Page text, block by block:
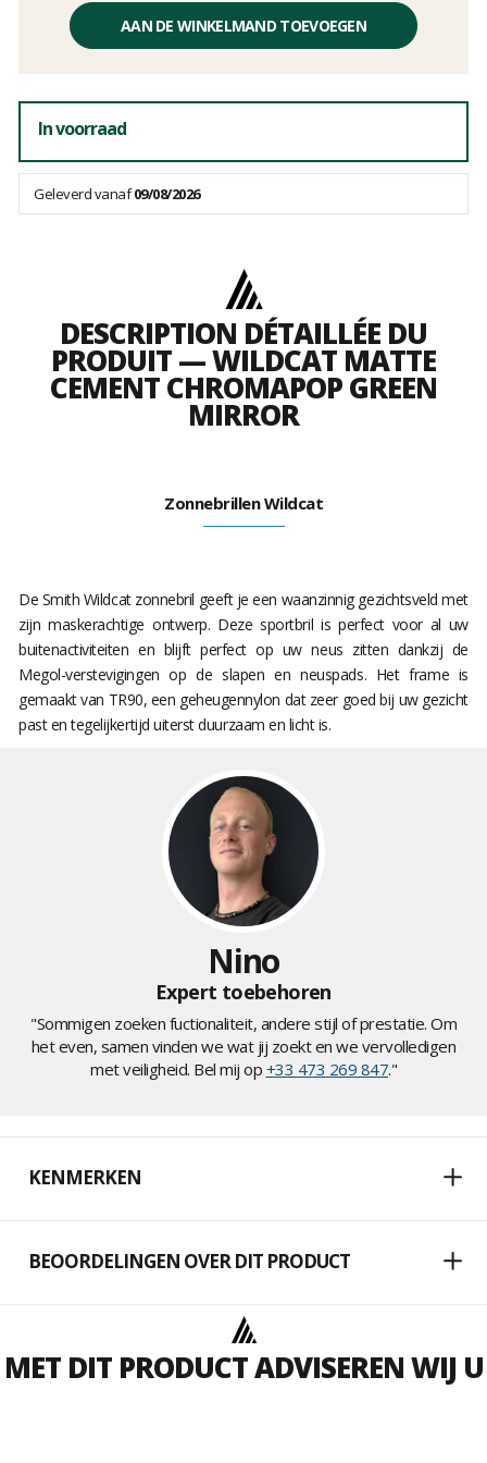
Éénheidsprijs,
AAN DE WINKELMAND TOEVOEGEN
In voorraad
Geleverd vanaf09/08/2026
DESCRIPTION DÉTAILLÉE DU
PRODUIT — WILDCAT MATTE
CEMENT CHROMAPOP GREEN
MIRROR
Zonnebrillen Wildcat
De Smith Wildcat zonnebril geeft je een waanzinnig gezichtsveld met
zijn maskerachtige ontwerp. Deze sportbril is perfect voor al uw
buitenactiviteiten en blijft perfect op uw neus zitten dankzij de
Megol-verstevigingen op de slapen en neuspads. Het frame is
gemaakt van TR90, een geheugennylon dat zeer goed bij uw gezicht
past en tegelijkertijd uiterst duurzaam en licht is.
Nino
Expert toebehoren
"Sommigen zoeken fuctionaliteit, andere stijl of prestatie. Om
het even, samen vinden we wat jij zoekt en we vervolledigen
met veiligheid. Bel mij op +33 473 269 847."
KENMERKEN
BEOORDELINGEN OVER DIT PRODUCT
MET DIT PRODUCT ADVISEREN WIJ U